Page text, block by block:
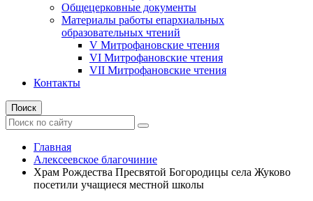
Общецерковные документы
Материалы работы епархиальных
образовательных чтений
V Митрофановские чтения
VI Митрофановские чтения
VII Митрофановские чтения
Контакты
Поиск
Главная
Алексеевское благочиние
Храм Рождества Пресвятой Богородицы села Жуково
посетили учащиеся местной школы